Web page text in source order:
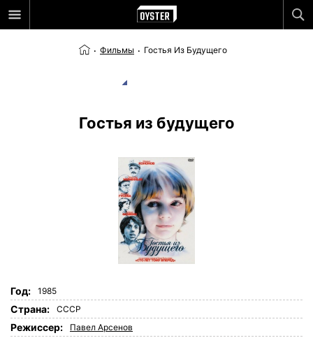
Фильмы Гостья Из Будущего
Гостья из будущего
Год: 1985
Страна: СССР
Режиссер: Павел Арсенов